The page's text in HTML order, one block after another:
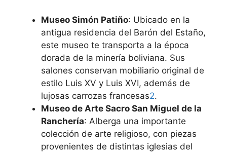
Museo Simón Patiño: Ubicado en la
antigua residencia del Barón del Estaño,
este museo te transporta a la época
dorada de la minería boliviana. Sus
salones conservan mobiliario original de
estilo Luis XV y Luis XVI, además de
lujosas carrozas francesas2.
Museo de Arte Sacro San Miguel de la
Ranchería: Alberga una importante
colección de arte religioso, con piezas
provenientes de distintas iglesias del